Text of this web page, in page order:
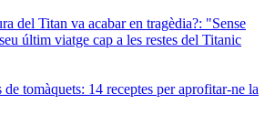
del Titan va acabar en tragèdia?: "Sense
últim viatge cap a les restes del Titanic
de tomàquets: 14 receptes per aprofitar-ne la